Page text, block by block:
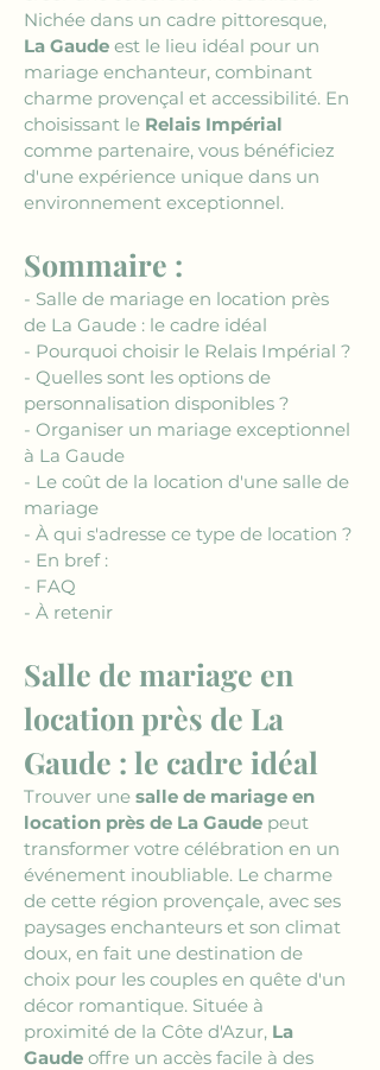
Nichée dans un cadre pittoresque,
La Gaude est le lieu idéal pour un
mariage enchanteur, combinant
charme provençal et accessibilité. En
choisissant le Relais Impérial
comme partenaire, vous bénéficiez
d'une expérience unique dans un
environnement exceptionnel.
Sommaire :
- Salle de mariage en location près
de La Gaude : le cadre idéal
- Pourquoi choisir le Relais Impérial ?
- Quelles sont les options de
personnalisation disponibles ?
- Organiser un mariage exceptionnel
à La Gaude
- Le coût de la location d'une salle de
mariage
- À qui s'adresse ce type de location ?
- En bref :
- FAQ
- À retenir
Salle de mariage en
location près de La
Gaude : le cadre idéal
Trouver une salle de mariage en
location près de La Gaude peut
transformer votre célébration en un
événement inoubliable. Le charme
de cette région provençale, avec ses
paysages enchanteurs et son climat
doux, en fait une destination de
choix pour les couples en quête d'un
décor romantique. Située à
proximité de la Côte d'Azur, La
Gaude offre un accès facile à des